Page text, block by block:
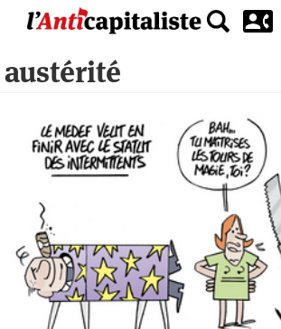
principal
austérité